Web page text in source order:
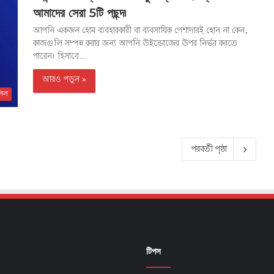
আমাদের সেরা 5টি পছন্দ৷
আপনি একজন হোম ব্যবহারকারী বা ব্যবসায়িক পেশাদারই হোন না কেন,
কাজগুলি সম্পন্ন করার জন্য আপনি উইন্ডোজের উপর নির্ভর করতে
পারেন। হিসাবে…
আরও পড়ুন »
পরবর্তী পৃষ্ঠা
টিপস